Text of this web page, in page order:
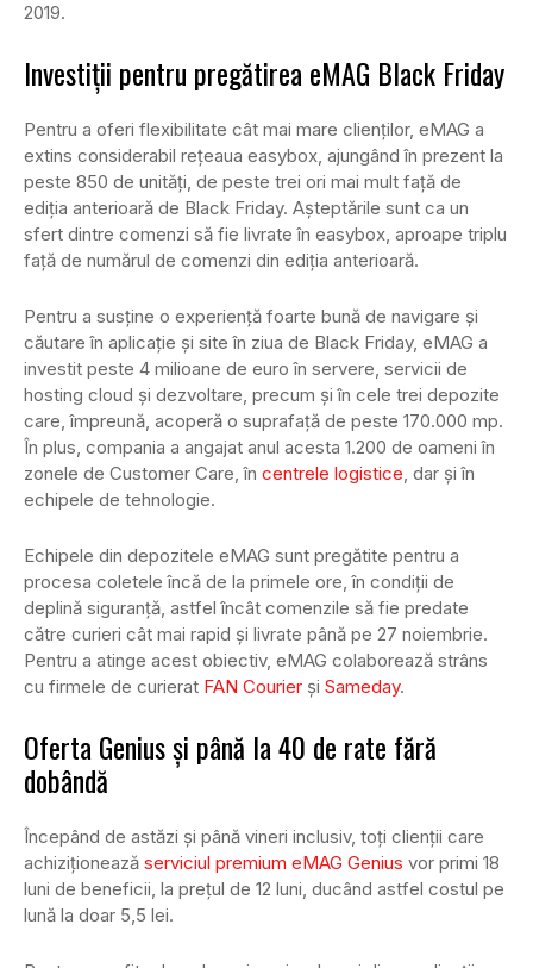
2019.
Investiții pentru pregătirea eMAG Black Friday
Pentru a oferi flexibilitate cât mai mare clienților, eMAG a
extins considerabil rețeaua easybox, ajungând în prezent la
peste 850 de unități, de peste trei ori mai mult față de
ediția anterioară de Black Friday. Așteptările sunt ca un
sfert dintre comenzi să fie livrate în easybox, aproape triplu
față de numărul de comenzi din ediția anterioară.
Pentru a susține o experiență foarte bună de navigare și
căutare în aplicație și site în ziua de Black Friday, eMAG a
investit peste 4 milioane de euro în servere, servicii de
hosting cloud și dezvoltare, precum și în cele trei depozite
care, împreună, acoperă o suprafață de peste 170.000 mp.
În plus, compania a angajat anul acesta 1.200 de oameni în
zonele de Customer Care, în centrele logistice, dar și în
echipele de tehnologie.
Echipele din depozitele eMAG sunt pregătite pentru a
procesa coletele încă de la primele ore, în condiții de
deplină siguranță, astfel încât comenzile să fie predate
către curieri cât mai rapid și livrate până pe 27 noiembrie.
Pentru a atinge acest obiectiv, eMAG colaborează strâns
cu firmele de curierat FAN Courier și Sameday.
Oferta Genius și până la 40 de rate fără
dobândă
Începând de astăzi și până vineri inclusiv, toți clienții care
achiziționează serviciul premium eMAG Genius vor primi 18
luni de beneficii, la prețul de 12 luni, ducând astfel costul pe
lună la doar 5,5 lei.